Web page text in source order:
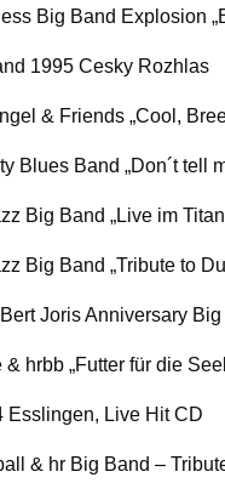
Big Band Explosion
1995 Cesky Rozhlas
& Friends „Cool,
Blues Band „Don´t tell
Big Band „Live im
Big Band „Tribute to
Joris Anniversary
hrbb „Futter für die
Esslingen, Live Hit CD
& hr Big Band –